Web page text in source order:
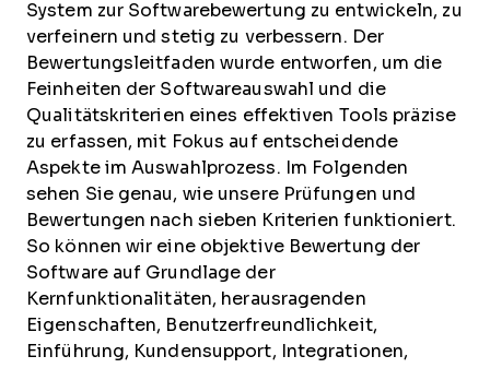
System zur Softwarebewertung zu entwickeln, zu
verfeinern und stetig zu verbessern. Der
Bewertungsleitfaden wurde entworfen, um die
Feinheiten der Softwareauswahl und die
Qualitätskriterien eines effektiven Tools präzise
zu erfassen, mit Fokus auf entscheidende
Aspekte im Auswahlprozess.
Im Folgenden
sehen Sie genau, wie unsere Prüfungen und
Bewertungen nach sieben Kriterien funktioniert.
So können wir eine objektive Bewertung der
Software auf Grundlage der
Kernfunktionalitäten, herausragenden
Eigenschaften, Benutzerfreundlichkeit,
Einführung, Kundensupport, Integrationen,